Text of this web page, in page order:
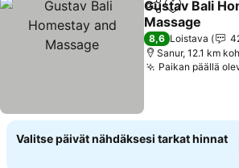
Jaa Lisää
Gustav Bali
Massage
8,6 Loistava
Sanur, 12.1 km
Paikan päällä
Valitse päivät nähdäksesi tarkat hinnat